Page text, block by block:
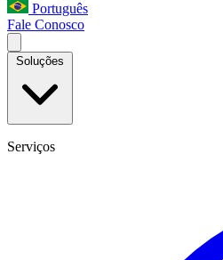
Português
Fale Conosco
Soluções
Serviços